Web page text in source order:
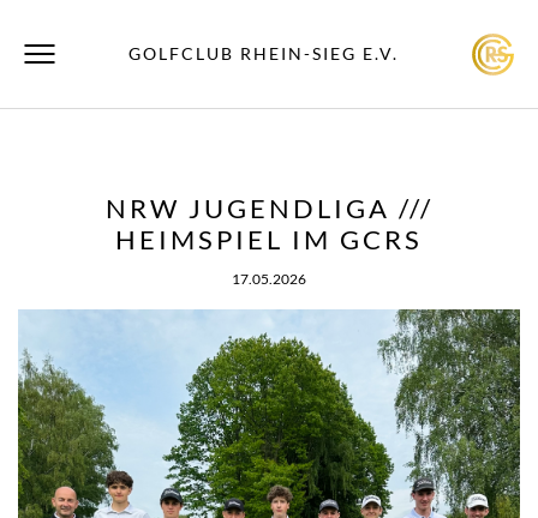
GOLFCLUB RHEIN-SIEG E.V.
NRW JUGENDLIGA ///
HEIMSPIEL IM GCRS
17.05.2026